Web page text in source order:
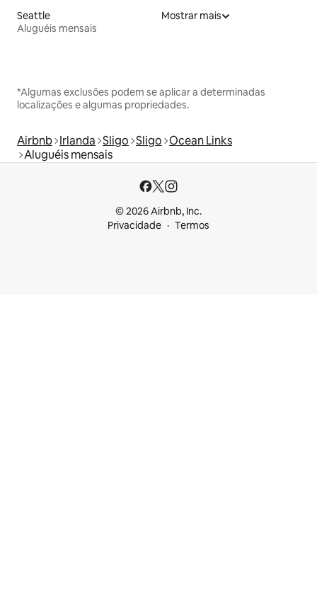
Seattle
Aluguéis mensais
Mostrar mais
*Algumas exclusões podem se aplicar a determinadas
localizações e algumas propriedades.
Airbnb Irlanda Sligo Sligo Ocean Links
Aluguéis mensais
© 2026 Airbnb, Inc.
Privacidade
Termos